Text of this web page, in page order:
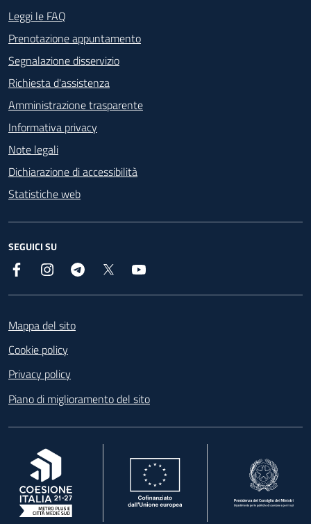
Footer - Contatti
Leggi le FAQ
Prenotazione appuntamento
Segnalazione disservizio
Richiesta d'assistenza
Amministrazione trasparente
Informativa privacy
Note legali
Dichiarazione di accessibilità
Statistiche web
SEGUICI SU
Facebook InstagramTelegram
Mappa del sito
Cookie policy
Privacy policy
Piano di miglioramento del sito
, apre in una nuova scheda